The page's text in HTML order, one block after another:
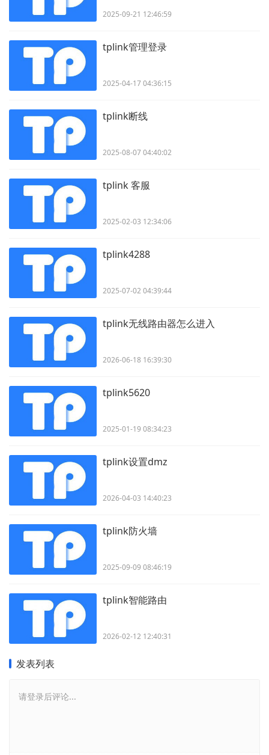
2025-09-21 12:46:59
tplink管理登录
2025-04-17 04:36:15
tplink断线
2025-08-07 04:40:02
tplink 客服
2025-02-03 12:34:06
tplink4288
2025-07-02 04:39:44
tplink无线路由器怎么进入
2026-06-18 16:39:30
tplink5620
2025-01-19 08:34:23
tplink设置dmz
2026-04-03 14:40:23
tplink防火墙
2025-09-09 08:46:19
tplink智能路由
2026-02-12 12:40:31
发表列表
请登录后评论...